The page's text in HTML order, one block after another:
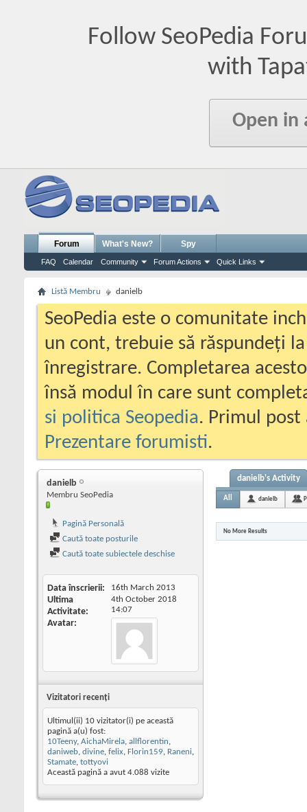
Follow SeoPedia
with
Open in
Forum
FAQ Calendar Community Forum Actions Quick Links
What's New? Spy
Listă Membru danielb
SeoPedia este o comunitate
un cont, trebuie să răspundeți
înregistrare. Completarea
însă modul în care sunt
si politica Seopedia. Primul
Prezentare forumisti.
danielb
Membru SeoPedia
Pagină Personală
Caută toate posturile
Caută toate subiectele deschise
Data înscrierii 16th March 2013
Ultima
Activitate
4th October 2018
14:07
Avatar
Vizitatori recenţi
Ultimul(ii) 10 vizitator(i) pe această
pagină a(u) fost:
10Teeny, AichaMirela, allflorentin,
daniweb, divine, felix, Florin159, Raneni,
Stamate, tottyovi
Această pagină a avut 4.088 vizite
danielb's Activity
All danielb
No More Results